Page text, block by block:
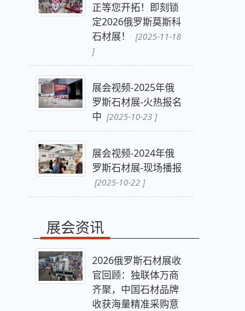
正等您开拓！即刻锁
定2026俄罗斯莫斯科
石材展！
[2025-11-18
]
展会视频-2025年俄
罗斯石材展-火热报名
中 [2025-10-23 ]
展会视频-2024年俄
罗斯石材展-现场播报
[2025-10-22 ]
展会资讯
2026俄罗斯石材展收
官回顾：独联体万商
齐聚，中国石材品牌
收获海量精准采购意